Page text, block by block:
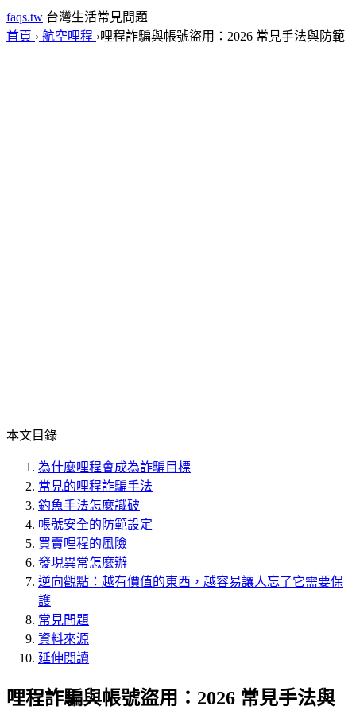
faqs.tw 台灣生活常見問題
首頁 › 航空哩程 ›哩程詐騙與帳號盜用：2026 常見手法與防範
本文目錄
為什麼哩程會成為詐騙目標
常見的哩程詐騙手法
釣魚手法怎麼識破
帳號安全的防範設定
買賣哩程的風險
發現異常怎麼辦
逆向觀點：越有價值的東西，越容易讓人忘了它需要保
護
常見問題
資料來源
延伸閱讀
哩程詐騙與帳號盜用：2026 常見手法與